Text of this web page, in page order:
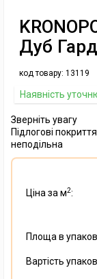
Дуб
код товару: 13119
Наявність
Зверніть увагу
Підлогові
неподільна
Ціна за м2:
Площа в
Вартість